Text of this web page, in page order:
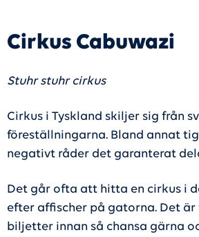
Cirkus Cabuwazi
Stuhr stuhr cirkus
Cirkus i Tyskland skiljer sig från
föreställningarna. Bland annat
negativt råder det garanterat
Det går ofta att hitta en cirkus i
efter affischer på gatorna. Det
biljetter innan så chansa gärna